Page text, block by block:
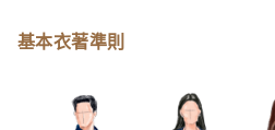
基本衣著準則